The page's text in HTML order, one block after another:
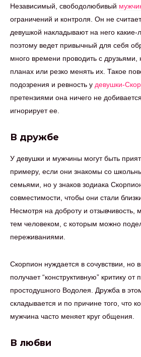
Независимый, свободолюбивый
ограничений и контроля. Он не
девушкой накладывают на него какие-
поэтому ведет привычный для себя
много времени проводить с друзьями,
планах или резко менять их. Такое
подозрения и ревность у девушки-
претензиями она ничего не
игнорирует ее.
В дружбе
У девушки и мужчины могут быть
примеру, если они знакомы со
семьями, но у знаков зодиака
совместимости, чтобы они стали
Несмотря на доброту и отзывчивость,
тем человеком, с которым можно
переживаниями.
Скорпион нуждается в сочувствии, но
получает “конструктивную” критику
простодушного Водолея. Дружба в
складывается и по причине того, что
мужчина часто меняет круг общения.
В любви